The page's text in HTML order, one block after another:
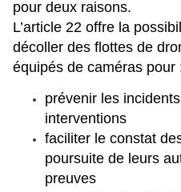
pour deux raisons.
L’article 22 offre la
décoller des flottes de
équipés de caméras pour
prévenir les
interventions
faciliter le constat
poursuite de leurs
preuves